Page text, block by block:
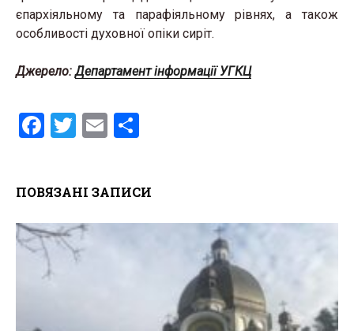
єпархіяльному та парафіяльному рівнях, а також
особливості духовної опіки сиріт.
Джерело:Департамент інформації УГКЦ
F
b
o
o
k
T
er
E
e
ПОВЯЗАНІ ЗАПИСИ